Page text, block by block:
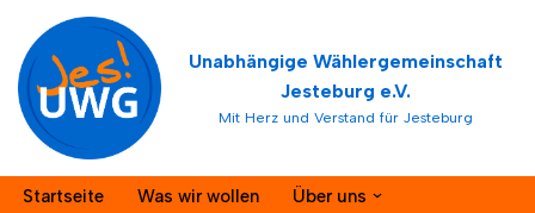
Zum
Inhalt
springen
Unabhängige Wählergemeinschaft
Jesteburg e.V.
Mit Herz und Verstand für Jesteburg
Startseite Was wir wollen
Über uns